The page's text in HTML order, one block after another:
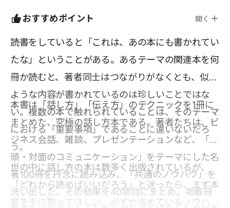
おすすめポイント 開く
読書をしていると「これは、あの本にも書かれてい
たな」ということがある。あるテーマの関連本を何
冊か読むと、著者同士はつながりがなくとも、似た
ような内容が書かれているのは珍しいことではな
い。複数の本で触れられていることは、そのテーマ
における「重要事項」であることに違いないだろ
う。
本書は「話し方」「伝え方」のテクニックを1冊に
まとめた、究極の話し方本である。著者たちは、ビ
ジネス会話、雑談、プレゼンテーションなど、「口
頭・対面のコミュニケーション」をテーマにした名
著100冊を丹念に読み込み、「共通のノウハウ」を
洗い出した。その結果を40項目にまとめ、掲載冊
世の中に話し方の本は数多く出版されているが、
「どれから読めばいいだろう」と迷ったら、まず本
書を手に取ってほしい。必ずや求めているノウハウ